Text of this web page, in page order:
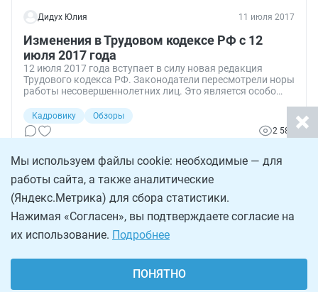
Дидух Юлия 11 июля 2017
Изменения в Трудовом кодексе РФ с 12
июля 2017 года
12 июля 2017 года вступает в силу новая редакция
Трудового кодекса РФ. Законодатели пересмотрели норы
работы несовершеннолетних лиц. Это является особо
Кадровику
Обзоры
2 583
Мы используем файлы cookie: необходимые — для
работы сайта, а также аналитические
(Яндекс.Метрика) для сбора статистики.
Нажимая «Согласен», вы подтверждаете согласие на
их использование. Подробнее
ПОНЯТНО